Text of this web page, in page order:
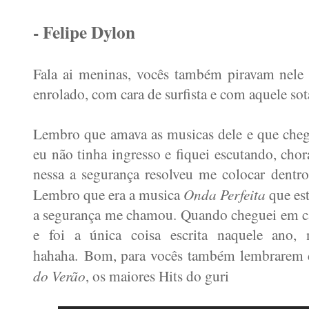
- Felipe Dylon
Fala ai meninas, vocês também piravam
enrolado, com cara de surfista e com aquele
Lembro que amava as musicas dele e que
eu não tinha ingresso e fiquei escutando,
nessa a segurança resolveu me colocar
Lembro que era a musicaOnda Perfeita que
a segurança me chamou. Quando cheguei em
e foi a única coisa escrita naquele ano,
hahaha. Bom, para vocês também
do Verão, os maiores Hits do guri